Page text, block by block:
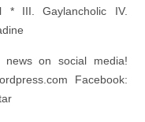
* III. Gaylancholic IV.
on social media!
Facebook: